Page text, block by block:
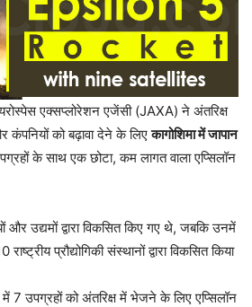
एक्सप्लोरेशन एजेंसी (JAXA) ने अंतरिक्ष
कंपनियों को बढ़ावा देने के लिएकागोशिमा में जापान
के साथ एक छोटा, कम लागत वाला एप्सिलॉन
और उद्यमों द्वारा विकसित किए गए थे, जबकि उनमें
प्रौद्योगिकी संस्थानों द्वारा विकसित किया
7 उपग्रहों को अंतरिक्ष में भेजने के लिए एप्सिलॉन